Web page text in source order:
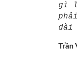
gì
dài
Trần